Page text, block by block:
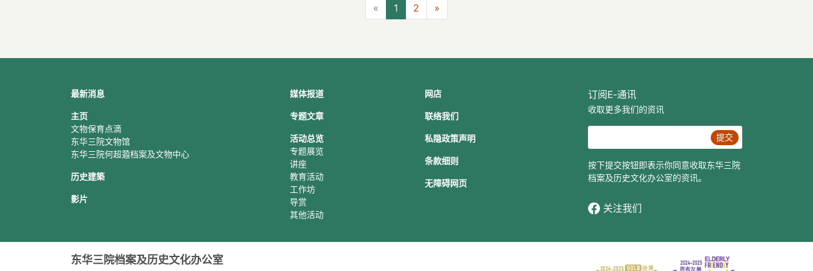
« 上一页
1 2 »
最新消息
主页
文物保育点滴
东华三院文物馆
东华三院何超蕸档案及文物中心
历史建築
影片
媒体报道
专题文章
活动总览
专题展览
讲座
教育活动
工作坊
导赏
其他活动
网店
联络我们
私隐政策声明
条款细则
无障碍网页
订阅E‐通讯
收取更多我们的资讯
提交
按下提交按钮即表示你同意收取东华三院
档案及历史文化办公室的资讯。
关注我们
东华三院档案及历史文化办公室